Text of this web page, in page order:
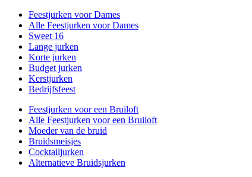
Feestjurken voor Dames
Alle Feestjurken voor Dames
Sweet 16
Lange jurken
Korte jurken
Budget jurken
Kerstjurken
Bedrijfsfeest
Feestjurken voor een Bruiloft
Alle Feestjurken voor een Bruiloft
Moeder van de bruid
Bruidsmeisjes
Cocktailjurken
Alternatieve Bruidsjurken